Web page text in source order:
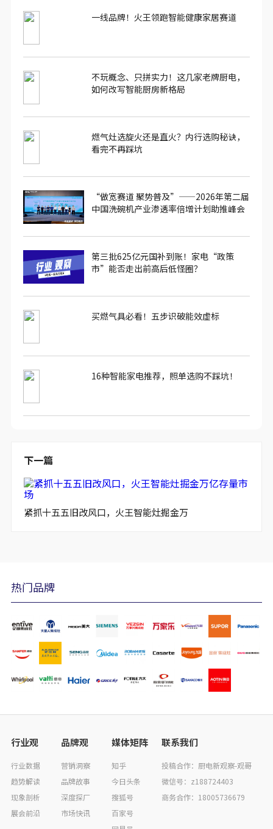
一线品牌！火王领跑智能健康家居赛道
不玩概念、只拼实力！这几家老牌厨电，
如何改写智能厨房新格局
燃气灶选旋火还是直火？内行选购秘诀，
看完不再踩坑
“做宽赛道 聚势普及”——2026年第二届
中国洗碗机产业渗透率倍增计划助推峰会
第三批625亿元国补到账！家电“政策
市”能否走出前高后低怪圈？
买燃气具必看！五步识破能效虚标
16种智能家电推荐，照单选购不踩坑！
下一篇
紧抓十五五旧改风口，火王智能灶掘金万
热门品牌
行业观
行业数据
趋势解读
现象剖析
展会前沿
品牌观
营销洞察
品牌故事
深度探厂
市场快讯
媒体矩阵
知乎
今日头条
搜狐号
百家号
联系我们
投稿合作：厨电新观察-观哥
微信号：z188724403
商务合作：18005736679